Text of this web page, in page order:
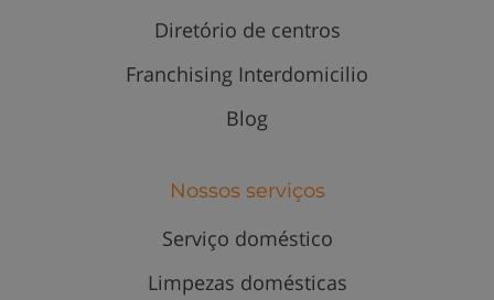
Diretório de centros
Franchising Interdomicilio
Blog
Nossos serviços
Serviço doméstico
Limpezas domésticas